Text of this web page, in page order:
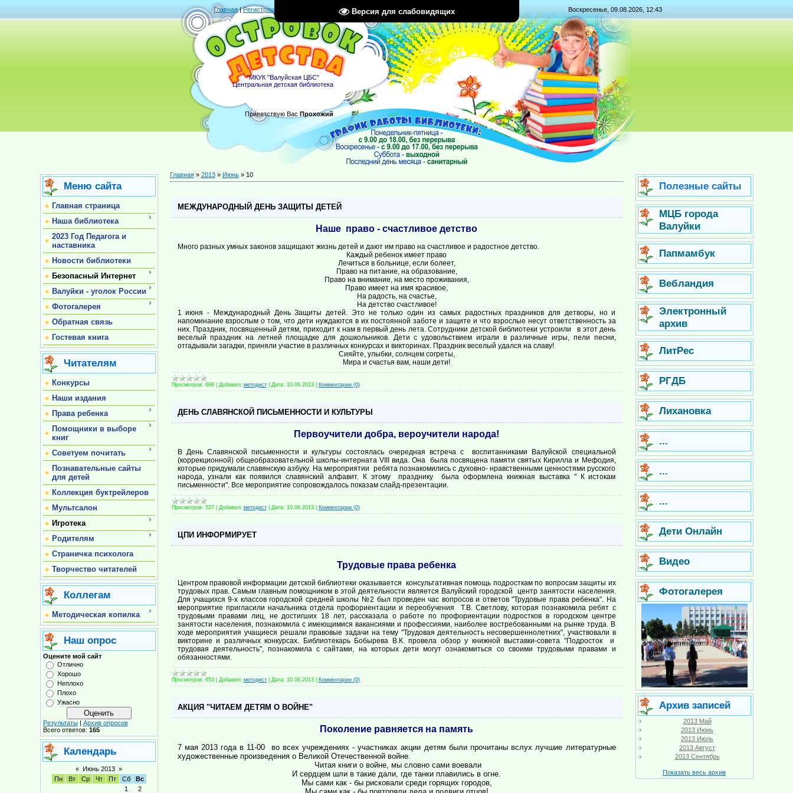
Версия для слабовидящих
Главная|Регистрация Воскресенье, 09.08.2026, 12:43
"МКУК "Валуйская ЦБС"
Центральная детская библиотека
Приветствую Вас Прохожий
Меню сайта
Главная страница
Наша библиотека
2023 Год Педагога и
наставника
Новости библиотеки
Безопасный Интернет
Валуйки - уголок России
Фотогалерея
Обратная связь
Гостевая книга
Читателям
Конкурсы
Наши издания
Права ребенка
Помощники в выборе
книг
Советуем почитать
Познавательные сайты
для детей
Коллекция буктрейлеров
Мультсалон
Игротека
Родителям
Страничка психолога
Творчество читателей
Коллегам
Методическая копилка
Наш опрос
Оцените мой сайт
Отлично
Хорошо
Неплохо
Плохо
Ужасно
Результаты| Архив опросов
Всего ответов: 165
Календарь
« Июнь 2013 »
Пн
Вт Ср Чт Пт Сб
Вс
1
2
Главная» 2013 » Июнь » 10
МЕЖДУНАРОДНЫЙ ДЕНЬ ЗАЩИТЫ ДЕТЕЙ
Наше право - счастливое детство
Много разных умных законов защищают жизнь детей и дают им право на счастливое и радостное детство.
Каждый ребенок имеет право
Лечиться в больнице, если болеет,
Право на питание, на образование,
Право на внимание, на место проживания,
Право имеет на имя красивое,
На радость, на счастье,
На детство счастливое!
1 июня - Международный День Защиты детей. Это не только один из самых радостных праздников для детворы, но и
напоминание взрослым о том, что дети нуждаются в их постоянной заботе и защите и что взрослые несут ответственность за
них. Праздник, посвященный детям, приходит к нам в первый день лета. Сотрудники детской библиотеки устроили в этот день
веселый праздник на летней площадке для дошкольников. Дети с удовольствием играли в различные игры, пели песни,
отгадывали загадки, приняли участие в различных конкурсах и викторинах. Праздник веселый удался на славу!
Сияйте, улыбки, солнцем согреты,
Мира и счастья вам, наши дети!
Просмотров: 698 Добавил: методист Дата: 10.06.2013 Комментарии (0)
ДЕНЬ СЛАВЯНСКОЙ ПИСЬМЕННОСТИ И КУЛЬТУРЫ
Первоучители добра, вероучители народа!
В День Славянской письменности и культуры состоялась очередная встреча с воспитанниками Валуйской специальной
(коррекционной) общеобразовательной школы-интерната VIII вида. Она была посвящена памяти святых Кирилла и Мефодия,
которые придумали славянскую азбуку. На мероприятии ребята познакомились с духовно- нравственными ценностями русского
народа, узнали как появился славянский алфавит. К этому празднику была оформлена книжная выставка " К истокам
письменности". Все мероприятие сопровождалось показам слайд-презентации.
Просмотров: 527 Добавил: методист Дата: 10.06.2013 Комментарии (0)
ЦПИ ИНФОРМИРУЕТ
Трудовые права ребенка
Центром правовой информации детской библиотеки оказывается консультативная помощь подросткам по вопросам защиты их
трудовых прав. Самым главным помощником в этой деятельности является Валуйский городской центр занятости населения.
Для учащихся 9-х классов городской средней школы №2 был проведен час вопросов и ответов "Трудовые права ребенка". На
мероприятие пригласили начальника отдела профориентации и переобучения Т.В. Светлову, которая познакомила ребят с
трудовыми правами лиц, не достигших 18 лет, рассказала о работе по профориентации подростков в городском центре
занятости населения, познакомила с имеющимися вакансиями и профессиями, наиболее востребованными на рынке труда. В
ходе мероприятия учащиеся решали правовые задачи на тему "Трудовая деятельность несовершеннолетних", участвовали в
викторине и различных конкурсах. Библиотекарь Бобырева В.К. провела обзор у книжной выставки-совета "Подросток и
трудовая деятельность", познакомила с сайтами, на которых дети могут ознакомиться со своими трудовыми правами и
обязанностями.
Просмотров: 653 Добавил: методист Дата: 10.06.2013 Комментарии (0)
АКЦИЯ "ЧИТАЕМ ДЕТЯМ О ВОЙНЕ"
Поколение равняется на память
7мая 2013 года в 11-00 во всех учреждениях - участниках акции детям были прочитаны вслух лучшие литературные
художественные произведения о Великой Отечественной войне.
Читая книги о войне, мы словно сами воевали
И сердцем шли в такие дали, где танки плавились в огне.
Мы сами как - бы рисковали среди горящих городов,
Полезные сайты
МЦБ города
Валуйки
Папмамбук
Вебландия
Электронный
архив
ЛитРес
РГДБ
Лихановка
...
...
...
Дети Онлайн
Видео
Фотогалерея
Архив записей
2013 Май
2013 Июнь
2013 Июль
2013 Август
2013 Сентябрь
Показать весь архив